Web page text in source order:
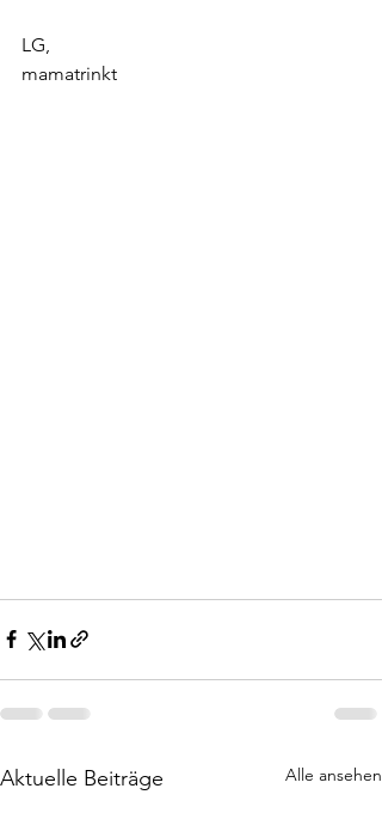
LG,
mamatrinkt
Aktuelle Beiträge Alle ansehen